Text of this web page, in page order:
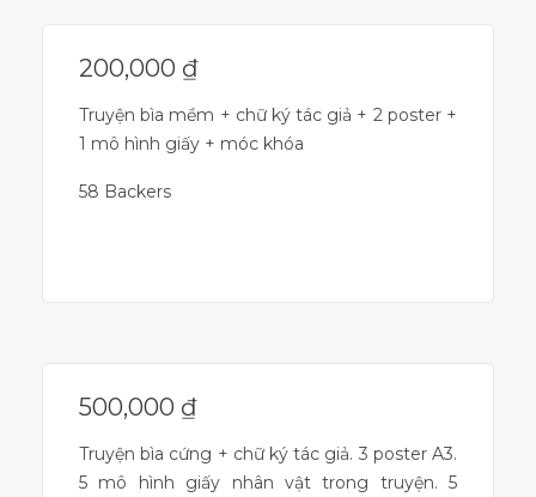
200,000 ₫
Truyện bìa mềm + chữ ký tác giả + 2 poster +
1 mô hình giấy + móc khóa
58 Backers
500,000 ₫
Truyện bìa cứng + chữ ký tác giả. 3 poster A3.
5 mô hình giấy nhân vật trong truyện. 5